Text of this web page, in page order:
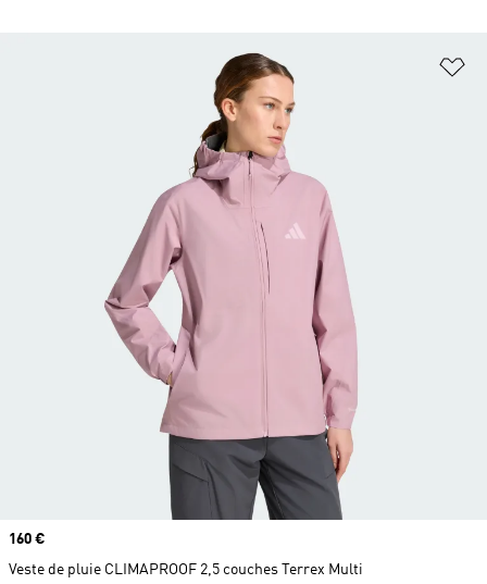
Prix
160 €
Veste de pluie CLIMAPROOF 2,5 couches Terrex Multi